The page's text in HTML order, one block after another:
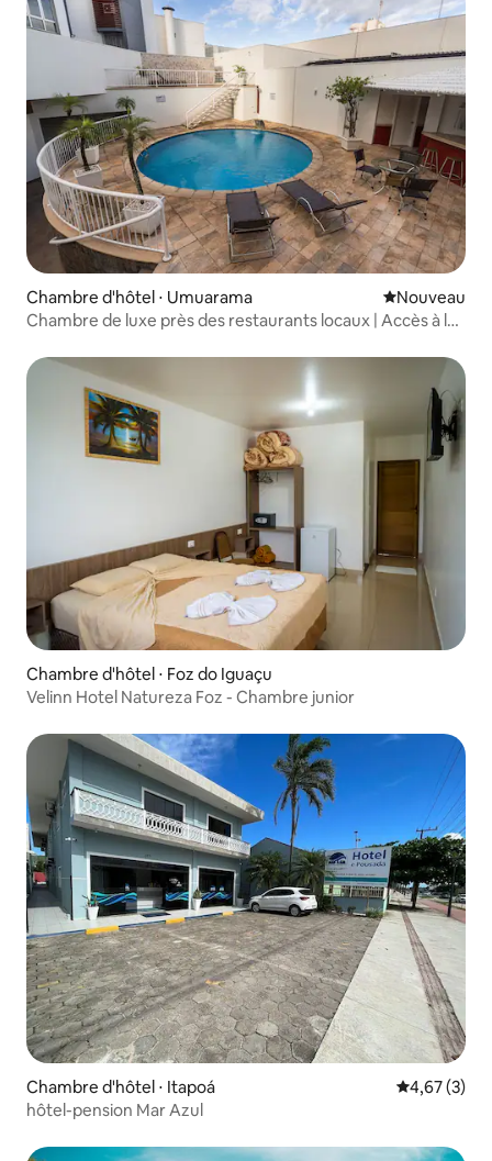
Chambre d'hôtel ⋅ Umuarama Nouvel
Nouveau
Chambre de luxe près des restaurants locaux | Accès à la
Chambre d'hôtel ⋅ Foz do Iguaçu
Velinn Hotel Natureza Foz - Chambre junior
Chambre d'hôtel ⋅ Itapoá Évaluation
4,67 (3)
hôtel-pension Mar Azul